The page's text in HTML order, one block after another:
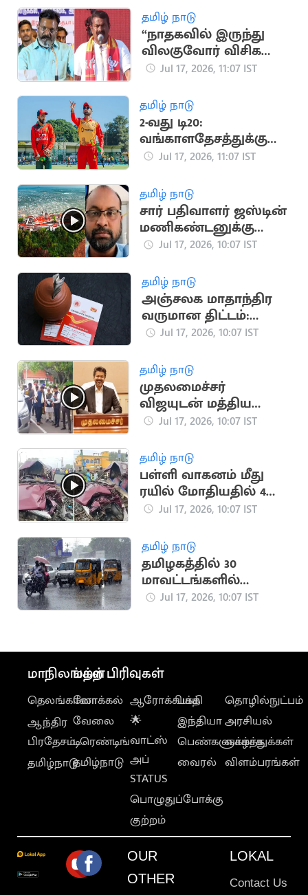
கபூர்
தமிழ் நாடு
“நாதகவில் இருந்து
விலகுவோர் விசிக
வருவதில்லை”..
Jul 17, 2026, 11:07 IST
தமிழ் நாடு
2-வது டி20:
வங்காளதேசத்துக்கு
எதிராக ஜிம்பாப்வே
Jul 17, 2026, 11:07 IST
தமிழ் நாடு
சார் பதிவாளர் ஜஸ்டின்
மணிகண்டனுக்கு
நிபந்தனையுடன்
Jul 17, 2026, 10:07 IST
தமிழ் நாடு
அஞ்சலக மாதாந்திர
வருமான திட்டம்:
வங்கி கணக்கில் நேரடி
Jul 17, 2026, 10:07 IST
தமிழ் நாடு
முதலமைச்சர்
விஜயுடன் மத்திய
இணையமைச்சர்
சந்திப்பு
Jul 17, 2026, 10:07 IST
தமிழ் நாடு
பள்ளி வாகனம் மீது
ரயில் மோதியதில் 4
குழந்தைகள் பலி
Jul 17, 2026, 10:07 IST
தமிழ் நாடு
தமிழகத்தில் 30
மாவட்டங்களில்
மழைக்கு வாய்ப்பு
Jul 17, 2026, 10:07 IST
மாநிலங்கள்
தெலங்கானா
ஆந்திர
பிரதேசம்
தமிழ்நாடு
மற்ற பிரிவுகள்
லோக்கல்
வேலை
டிரெண்டிங்
தமிழ்நாடு
ஆரோக்கியம்
🌟
வாட்ஸ்
அப்
STATUS
பொழுதுப்போக்கு
குற்றம்
பக்தி
இந்தியா
பெண்களுக்காக
வைரல்
தொழில்நுட்பம்
அரசியல்
வாழ்த்துக்கள்
விளம்பரங்கள்
OUR
OTHER
LOKAL
Contact Us